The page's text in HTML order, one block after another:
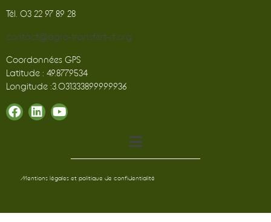
Tél. 03 22 97 89 28
contact@agro-transfert-rt.org
Coordonnées GPS
Latitude : 49.8779534
Longitude :3.031333899999936
Mentions légales et politique de confidentialité